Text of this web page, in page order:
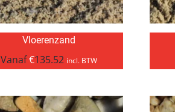
Vloerenzand
Vanaf€135.52 incl. BTW